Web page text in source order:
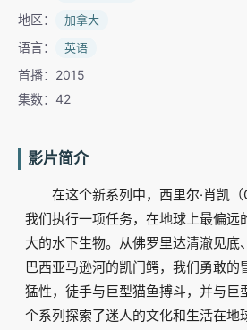
地区： 加拿大
语言： 英语
首播：2015
集数：42
影片简介
在这个新系列中，西里尔·肖凯
我们执行一项任务，在地球上最偏远
大的水下生物。从佛罗里达清澈见底
巴西亚马逊河的凯门鳄，我们勇敢的
猛性，徒手与巨型猫鱼搏斗，并与巨
个系列探索了迷人的文化和生活在地